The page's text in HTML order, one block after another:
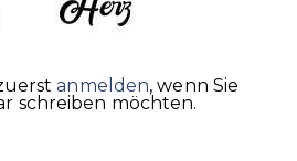
anmelden, wenn Sie
schreiben möchten.